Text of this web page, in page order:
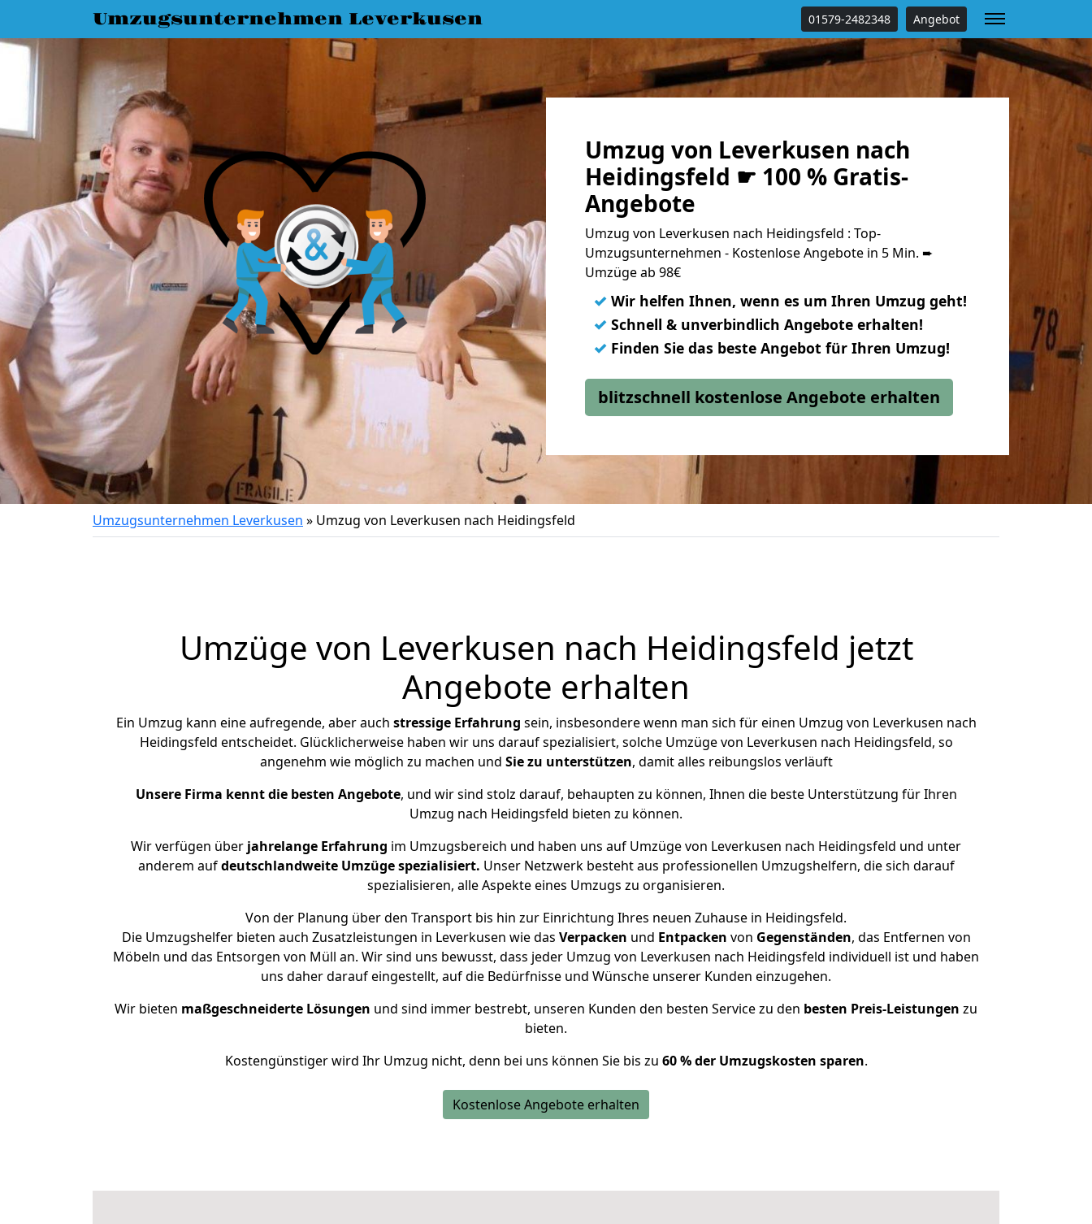
Umzugsunternehmen Leverkusen 01579-2482348 Angebot
Umzug von Leverkusen nach
Heidingsfeld ☛ 100 % Gratis-
Angebote
Umzug von Leverkusen nach Heidingsfeld : Top-
Umzugsunternehmen - Kostenlose Angebote in 5 Min. ➨
Umzüge ab 98€
✓ Wir helfen Ihnen, wenn es um Ihren Umzug geht!
✓ Schnell & unverbindlich Angebote erhalten!
✓ Finden Sie das beste Angebot für Ihren Umzug!
blitzschnell kostenlose Angebote erhalten
Umzugsunternehmen Leverkusen » Umzug von Leverkusen nach Heidingsfeld
Umzüge von Leverkusen nach Heidingsfeld jetzt
Angebote erhalten
Ein Umzug kann eine aufregende, aber auch stressige Erfahrung sein, insbesondere wenn man sich für einen Umzug von Leverkusen nach
Heidingsfeld entscheidet. Glücklicherweise haben wir uns darauf spezialisiert, solche Umzüge von Leverkusen nach Heidingsfeld, so
angenehm wie möglich zu machen und Sie zu unterstützen, damit alles reibungslos verläuft
Unsere Firma kennt die besten Angebote, und wir sind stolz darauf, behaupten zu können, Ihnen die beste Unterstützung für Ihren
Umzug nach Heidingsfeld bieten zu können.
Wir verfügen über jahrelange Erfahrung im Umzugsbereich und haben uns auf Umzüge von Leverkusen nach Heidingsfeld und unter
anderem aufdeutschlandweite Umzüge spezialisiert. Unser Netzwerk besteht aus professionellen Umzugshelfern, die sich darauf
spezialisieren, alle Aspekte eines Umzugs zu organisieren.
Von der Planung über den Transport bis hin zur Einrichtung Ihres neuen Zuhause in Heidingsfeld.
Die Umzugshelfer bieten auch Zusatzleistungen in Leverkusen wie das Verpacken und Entpacken von Gegenständen, das Entfernen von
Möbeln und das Entsorgen von Müll an. Wir sind uns bewusst, dass jeder Umzug von Leverkusen nach Heidingsfeld individuell ist und haben
uns daher darauf eingestellt, auf die Bedürfnisse und Wünsche unserer Kunden einzugehen.
Wir bieten maßgeschneiderte Lösungen und sind immer bestrebt, unseren Kunden den besten Service zu den besten Preis-Leistungen zu
bieten.
Kostengünstiger wird Ihr Umzug nicht, denn bei uns können Sie bis zu 60 % der Umzugskosten sparen.
Kostenlose Angebote erhalten